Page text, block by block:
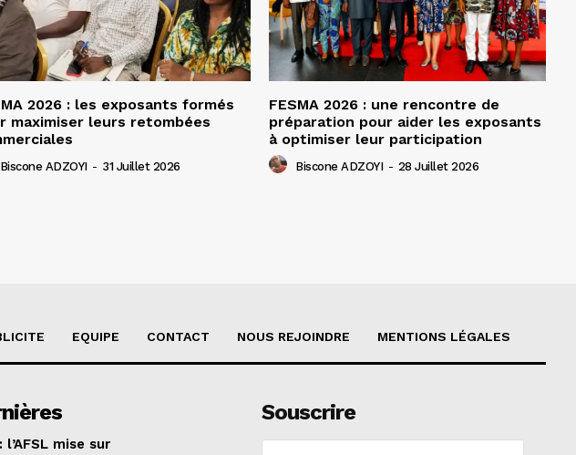
2026 : les exposants formés
maximiser leurs retombées
Biscone ADZOYI - 31 Juillet 2026
FESMA 2026 : une rencontre de
préparation pour aider les exposants
à optimiser leur participation
Biscone ADZOYI - 28 Juillet 2026
EQUIPE CONTACT NOUS REJOINDRE MENTIONS LÉGALES
l’AFSL mise sur
Souscrire